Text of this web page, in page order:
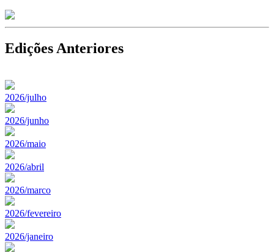
Edições Anteriores
2026/julho
2026/junho
2026/maio
2026/abril
2026/marco
2026/fevereiro
2026/janeiro